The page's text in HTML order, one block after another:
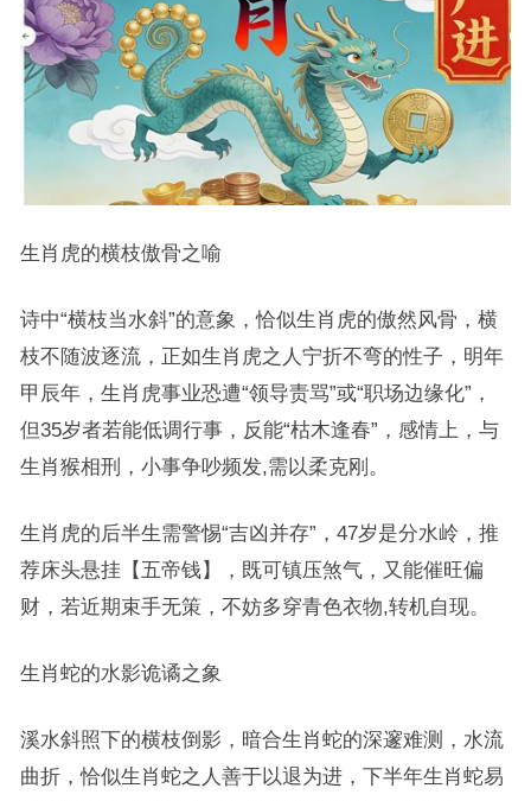
生肖虎的横枝傲骨之喻
诗中“横枝当水斜”的意象，恰似生肖虎的傲然风骨，横
枝不随波逐流，正如生肖虎之人宁折不弯的性子，明年
甲辰年，生肖虎事业恐遭“领导责骂”或“职场边缘化”，
但35岁者若能低调行事，反能“枯木逢春”，感情上，与
生肖猴相刑，小事争吵频发,需以柔克刚。
生肖虎的后半生需警惕“吉凶并存”，47岁是分水岭，推
荐床头悬挂【五帝钱】，既可镇压煞气，又能催旺偏
财，若近期束手无策，不妨多穿青色衣物,转机自现。
生肖蛇的水影诡谲之象
溪水斜照下的横枝倒影，暗合生肖蛇的深邃难测，水流
曲折，恰似生肖蛇之人善于以退为进，下半年生肖蛇易